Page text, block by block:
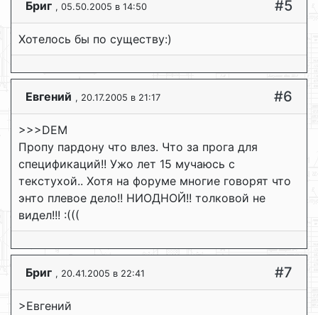
Бриг , 05.50.2005 в 14:50 #5
Хотелось бы по существу:)
Евгений , 20.17.2005 в 21:17 #6
>>>DEM
Пропу пардону что влез. Что за прога для
спецификаций!! Ужо лет 15 мучаюсь с
текстухой.. Хотя на форуме многие говорят что
энто плевое дело!! НИОДНОЙ!! толковой не
видел!!! :(((
Бриг , 20.41.2005 в 22:41 #7
>Евгений